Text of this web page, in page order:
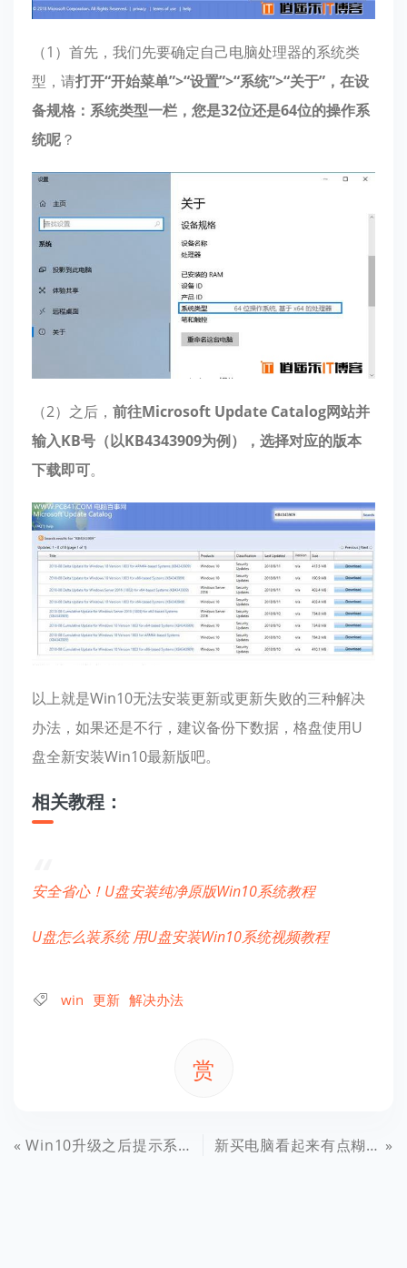
（1）首先，我们先要确定自己电脑处理器的系统类
型，请打开“开始菜单”>“设置”>“系统”>“关于”，在设
备规格：系统类型一栏，您是32位还是64位的操作系
统呢？
（2）之后， 前往Microsoft Update Catalog网站并
输入KB号（以KB4343909为例），选择对应的版本
下载即可。
以上就是Win10无法安装更新或更新失败的三种解决
办法，如果还是不行，建议备份下数据，格盘使用U
盘全新安装Win10最新版吧。
相关教程：
安全省心！U盘安装纯净原版Win10系统教程
U盘怎么装系统 用U盘安装Win10系统视频教程
win 更新 解决办法
赏
Win10升级之后提示系统无法激活的解决办法 新买电脑看起来有点糊？一招教你解决Win10屏幕模糊问题